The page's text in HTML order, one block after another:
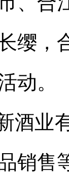
缨，
动。
酒业
销售